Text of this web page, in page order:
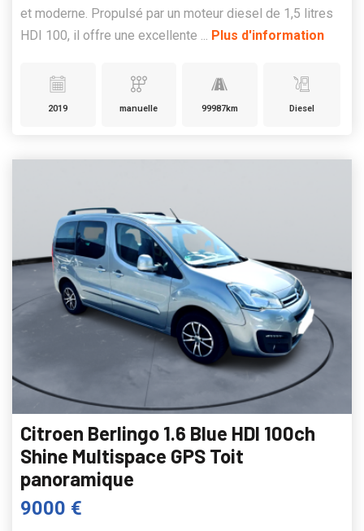
et moderne. Propulsé par un moteur diesel de 1,5 litres
HDI 100, il offre une excellente ... Plus d'information
2019 manuelle 99987km Diesel
Citroen Berlingo 1.6 Blue HDI 100ch
Shine Multispace GPS Toit
panoramique
9000 €